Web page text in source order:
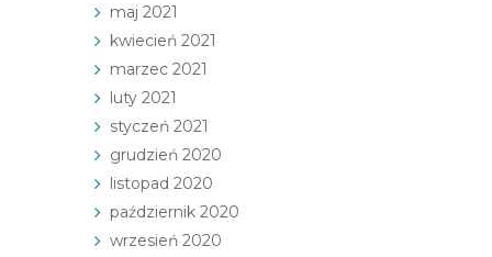
maj 2021
kwiecień 2021
marzec 2021
luty 2021
styczeń 2021
grudzień 2020
listopad 2020
październik 2020
wrzesień 2020